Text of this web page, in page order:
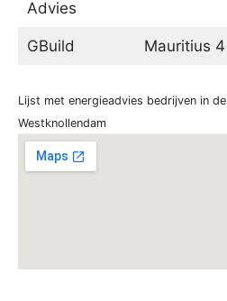
Advies
GBuild Mauritius 4
Lijst met energieadvies bedrijven in
Westknollendam